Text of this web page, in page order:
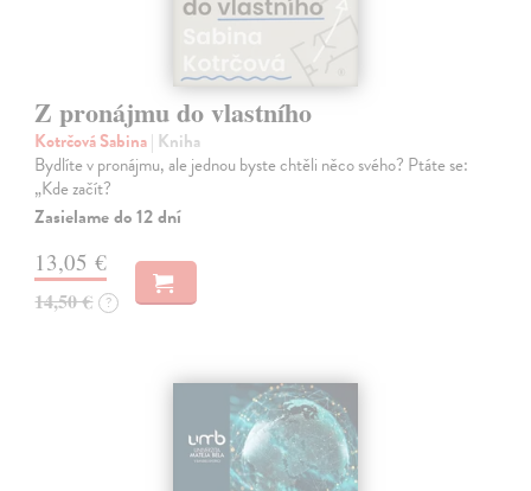
Z pronájmu do vlastního
Kotrčová Sabina| Kniha
Bydlíte v pronájmu, ale jednou byste chtěli něco svého? Ptáte se:
„Kde začít?
Zasielame do 12 dní
13,05 €
14,50 € ?